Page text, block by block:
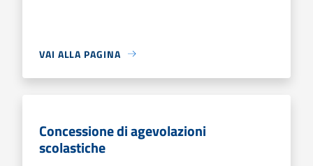
VAI ALLA PAGINA
Concessione di agevolazioni
scolastiche